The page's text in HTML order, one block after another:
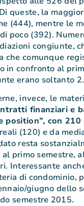
queste, la
(444), mentre le
poco (392).
congiunte,
che comunque
in confronto al
erano soltanto 2.
invece, le
finanziari e
position”, con 210
(120) e da
resta
primo semestre,
Interessante
di condominio,
giugno dello
semestre 2015.